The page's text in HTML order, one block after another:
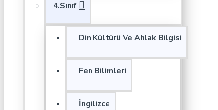
4.Sınıf
Din Kültürü Ve Ahlak Bilgisi
Fen Bilimleri
İngilizce